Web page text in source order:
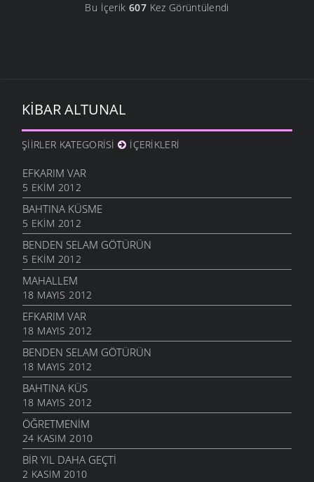
Bu İçerik 607Kez Görüntülendi
KIBAR ALTUNAL
ŞIIRLER KATEGORISI İÇERIKLERI
EFKARIM VAR
5 EKIM 2012
BAHTINA KÜSME
5 EKIM 2012
BENDEN SELAM GÖTÜRÜN
5 EKIM 2012
MAHALLEM
18 MAYIS 2012
EFKARIM VAR
18 MAYIS 2012
BENDEN SELAM GÖTÜRÜN
18 MAYIS 2012
BAHTINA KÜS
18 MAYIS 2012
ÖĞRETMENIM
24 KASIM 2010
BIR YIL DAHA GEÇTI
2 KASIM 2010